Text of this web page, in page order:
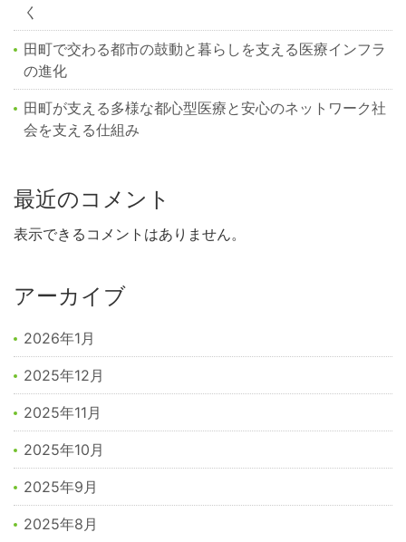
く
田町で交わる都市の鼓動と暮らしを支える医療インフラ
の進化
田町が支える多様な都心型医療と安心のネットワーク社
会を支える仕組み
最近のコメント
表示できるコメントはありません。
アーカイブ
2026年1月
2025年12月
2025年11月
2025年10月
2025年9月
2025年8月